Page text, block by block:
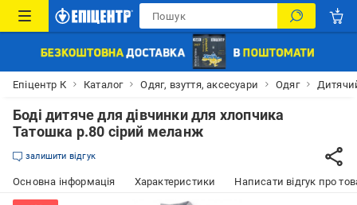
Епіцентр К Каталог Одяг, взуття, аксесуари Одяг
Боді дитяче для дівчинки для хлопчика
Татошка р.80 сірий меланж
залишити відгук
Основна інформація Характеристики Написати відгук про